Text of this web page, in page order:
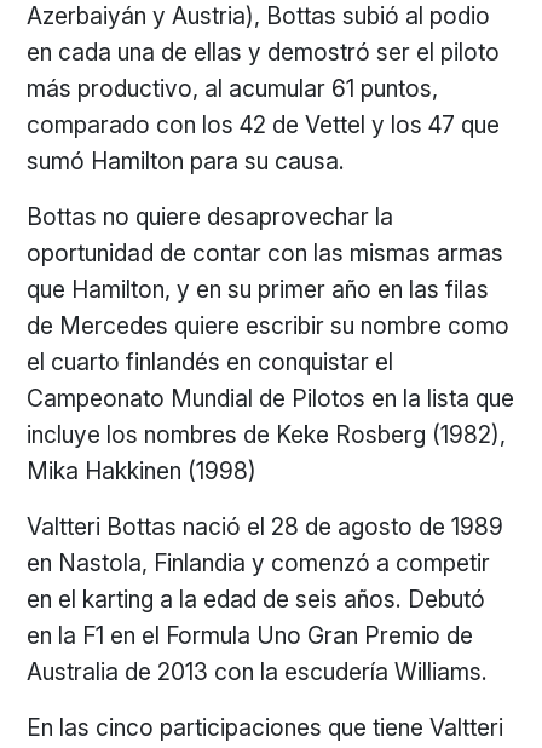
Azerbaiyán y Austria), Bottas subió al podio
en cada una de ellas y demostró ser el piloto
más productivo, al acumular 61 puntos,
comparado con los 42 de Vettel y los 47 que
sumó Hamilton para su causa.
Bottas no quiere desaprovechar la
oportunidad de contar con las mismas armas
que Hamilton, y en su primer año en las filas
de Mercedes quiere escribir su nombre como
el cuarto finlandés en conquistar el
Campeonato Mundial de Pilotos en la lista que
incluye los nombres de Keke Rosberg (1982),
Mika Hakkinen (1998)
Valtteri Bottas nació el 28 de agosto de 1989
en Nastola, Finlandia y comenzó a competir
en el karting a la edad de seis años. Debutó
en la F1 en el Formula Uno Gran Premio de
Australia de 2013 con la escudería Williams.
En las cinco participaciones que tiene Valtteri